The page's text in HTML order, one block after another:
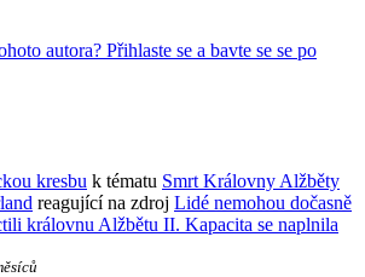
autora? Přihlaste se a bavte se se po
kresbu k tématu Smrt Královny Alžběty
reagující na zdroj Lidé nemohou dočasně
královnu Alžbětu II. Kapacita se naplnila